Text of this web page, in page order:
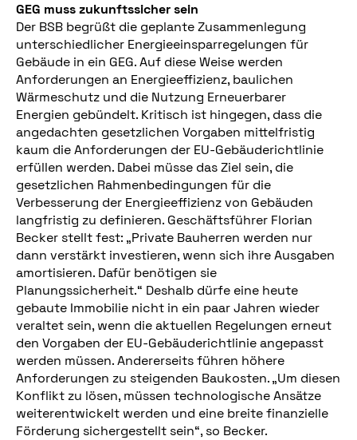
GEG muss zukunftssicher sein
Der BSB begrüßt die geplante Zusammenlegung
unterschiedlicher Energieeinsparregelungen für
Gebäude in ein GEG. Auf diese Weise werden
Anforderungen an Energieeffizienz, baulichen
Wärmeschutz und die Nutzung Erneuerbarer
Energien gebündelt. Kritisch ist hingegen, dass die
angedachten gesetzlichen Vorgaben mittelfristig
kaum die Anforderungen der EU-Gebäuderichtlinie
erfüllen werden. Dabei müsse das Ziel sein, die
gesetzlichen Rahmenbedingungen für die
Verbesserung der Energieeffizienz von Gebäuden
langfristig zu definieren. Geschäftsführer Florian
Becker stellt fest: „Private Bauherren werden nur
dann verstärkt investieren, wenn sich ihre Ausgaben
amortisieren. Dafür benötigen sie
Planungssicherheit.“ Deshalb dürfe eine heute
gebaute Immobilie nicht in ein paar Jahren wieder
veraltet sein, wenn die aktuellen Regelungen erneut
den Vorgaben der EU-Gebäuderichtlinie angepasst
werden müssen. Andererseits führen höhere
Anforderungen zu steigenden Baukosten. „Um diesen
Konflikt zu lösen, müssen technologische Ansätze
weiterentwickelt werden und eine breite finanzielle
Förderung sichergestellt sein“, so Becker.